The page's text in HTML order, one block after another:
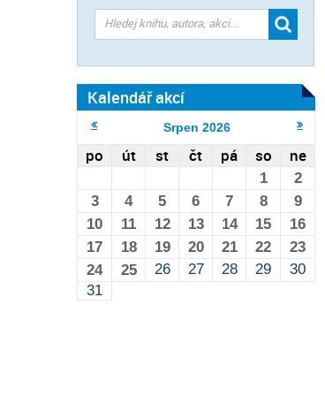
Kalendář akcí
Srpen 2026
po út st čt pá so ne
1
2
3
4 5 6 7 8
9
10
11 12 13 14 15
16
17
18 19 20 21 22
23
24
25 26 27 28 29
30
31